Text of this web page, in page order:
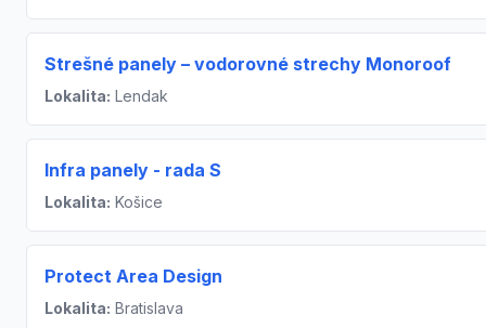
Strešné panely – vodorovné strechy Monoroof
Lokalita: Lendak
Infra panely - rada S
Lokalita: Košice
Protect Area Design
Lokalita: Bratislava